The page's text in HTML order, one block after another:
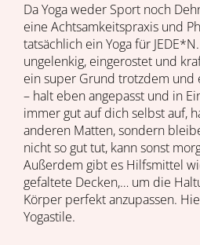
Da Yoga weder Sport noch
eine Achtsamkeitspraxis und
tatsächlich ein Yoga für
ungelenkig, eingerostet und
ein super Grund trotzdem und
– halt eben angepasst und in
immer gut auf dich selbst auf,
anderen Matten, sondern
nicht so gut tut, kann sonst
Außerdem gibt es Hilfsmittel
gefaltete Decken,… um die
Körper perfekt anzupassen.
Yogastile.